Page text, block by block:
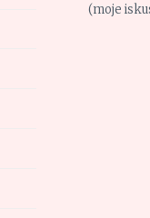
(moje